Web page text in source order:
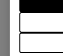
Typical Power
Stand-by